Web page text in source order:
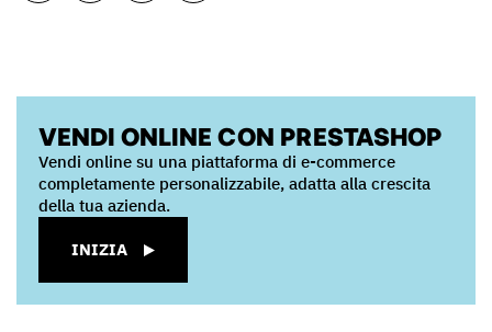
VENDI ONLINE CON PRESTASHOP
Vendi online su una piattaforma di e-commerce
completamente personalizzabile, adatta alla crescita
della tua azienda.
INIZIA